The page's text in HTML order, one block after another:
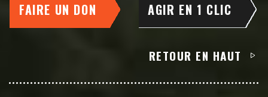
FAIRE UN DON AGIR EN 1 CLIC
RETOUR EN HAUT